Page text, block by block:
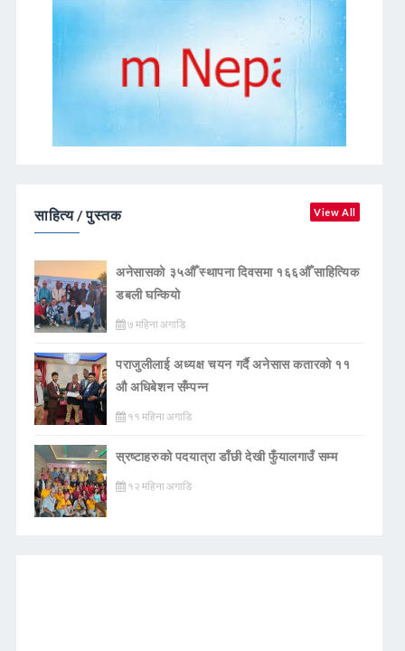
साहित्य / पुस्तक View All
अनेसासको ३५औँ स्थापना दिवसमा १६६औँ साहित्यिक
डबली घन्कियाे
७ महिना अगाडि
पराजुलीलाई अध्यक्ष चयन गर्दै अनेसास कतारको ११
औ अधिबेशन सँम्पन्न
११ महिना अगाडि
स्रष्टाहरुको पदयात्रा डाँछी देखी फुँयालगाउँ सम्म
१२ महिना अगाडि